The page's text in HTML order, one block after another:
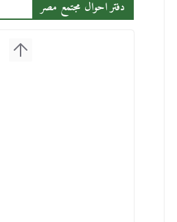
دفتر احوال مجتمع مصر